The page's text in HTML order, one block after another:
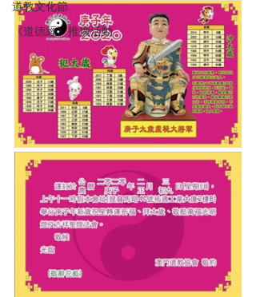
道教文化節
《道德經》推廣活動